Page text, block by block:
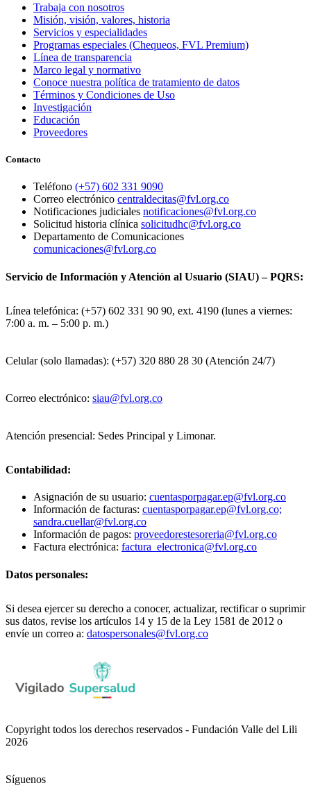
Trabaja con nosotros
Misión, visión, valores, historia
Servicios y especialidades
Programas especiales (Chequeos, FVL Premium)
Línea de transparencia
Marco legal y normativo
Conoce nuestra política de tratamiento de datos
Términos y Condiciones de Uso
Investigación
Educación
Proveedores
Contacto
Teléfono (+57) 602 331 9090
Correo electrónico centraldecitas@fvl.org.co
Notificaciones judiciales notificaciones@fvl.org.co
Solicitud historia clínica solicitudhc@fvl.org.co
Departamento de Comunicaciones
comunicaciones@fvl.org.co
Servicio de Información y Atención al Usuario (SIAU) – PQRS:
Línea telefónica: (+57) 602 331 90 90, ext. 4190 (lunes a viernes:
7:00 a. m. – 5:00 p. m.)
Celular (solo llamadas): (+57) 320 880 28 30 (Atención 24/7)
Correo electrónico: siau@fvl.org.co
Atención presencial: Sedes Principal y Limonar.
Contabilidad:
Asignación de su usuario: cuentasporpagar.ep@fvl.org.co
Información de facturas: cuentasporpagar.ep@fvl.org.co;
sandra.cuellar@fvl.org.co
Información de pagos: proveedorestesoreria@fvl.org.co
Factura electrónica: factura_electronica@fvl.org.co
Datos personales:
Si desea ejercer su derecho a conocer, actualizar, rectificar o suprimir
sus datos, revise los artículos 14 y 15 de la Ley 1581 de 2012 o
envíe un correo a: datospersonales@fvl.org.co
Copyright todos los derechos reservados - Fundación Valle del Lili
2026
Síguenos